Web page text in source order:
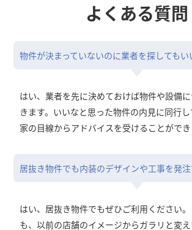
よくある質問
物件が決まっていないのに業者を探してもい
はい、業者を先に決めておけば物件や設備
きます。いいなと思った物件の内見に同行
家の目線からアドバイスを受けることができ
居抜き物件でも内装のデザインや工事を発
はい、居抜き物件でもぜひご利用ください
も、以前の店舗のイメージからガラリと変